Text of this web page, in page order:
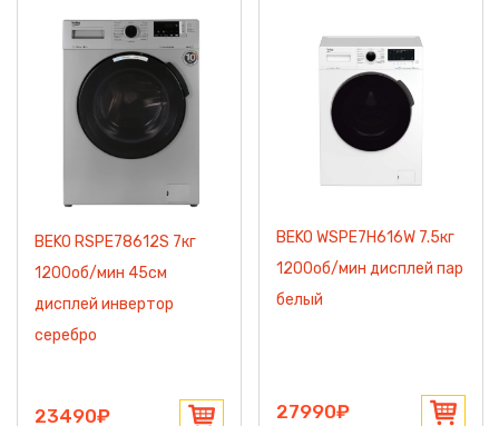
BEKO RSPE78612S 7кг
1200об/мин 45см
дисплей инвертор
серебро
23490₽
BEKO WSPE7H616W 7.5кг
1200об/мин дисплей пар
белый
27990₽